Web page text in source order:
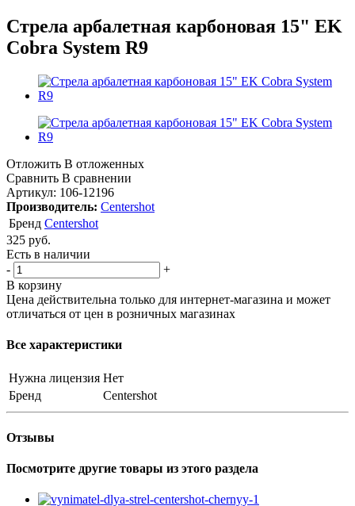
Стрела арбалетная карбоновая 15" EK
Cobra System R9
Отложить В отложенных
Сравнить В сравнении
Артикул: 106-12196
Производитель: Centershot
Бренд Centershot
325 руб.
Есть в наличии
-
+
В корзину
Цена действительна только для интернет-магазина и может
отличаться от цен в розничных магазинах
Все характеристики
Нужна лицензия Нет
Бренд
Centershot
Отзывы
Посмотрите другие товары из этого раздела